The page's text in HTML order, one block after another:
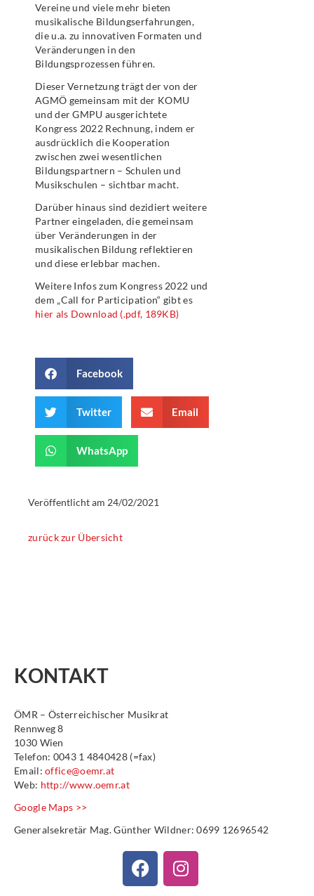
Vereine und viele mehr bieten
musikalische Bildungserfahrungen,
die u.a. zu innovativen Formaten und
Veränderungen in den
Bildungsprozessen führen.
Dieser Vernetzung trägt der von der
AGMÖ gemeinsam mit der KOMU
und der GMPU ausgerichtete
Kongress 2022 Rechnung, indem er
ausdrücklich die Kooperation
zwischen zwei wesentlichen
Bildungspartnern – Schulen und
Musikschulen – sichtbar macht.
Darüber hinaus sind dezidiert weitere
Partner eingeladen, die gemeinsam
über Veränderungen in der
musikalischen Bildung reflektieren
und diese erlebbar machen.
Weitere Infos zum Kongress 2022 und
dem „Call for Participation“ gibt es
hier als Download (.pdf, 189KB)
Facebook
Twitter Email
WhatsApp
Veröffentlicht am 24/02/2021
zurück zur Übersicht
KONTAKT
ÖMR – Österreichischer Musikrat
Rennweg 8
1030 Wien
Telefon: 0043 1 4840428 (=fax)
Email:office@oemr.at
Web: http://www.oemr.at
Google Maps >>
Generalsekretär Mag. Günther Wildner: 0699 12696542